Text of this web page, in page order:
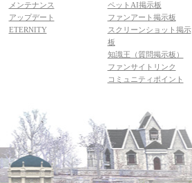
メンテナンス
アップデート
ETERNITY
ペットAI掲示板
ファンアート掲示板
スクリーンショット掲示
板
知識王（質問掲示板）
ファンサイトリンク
コミュニティポイント